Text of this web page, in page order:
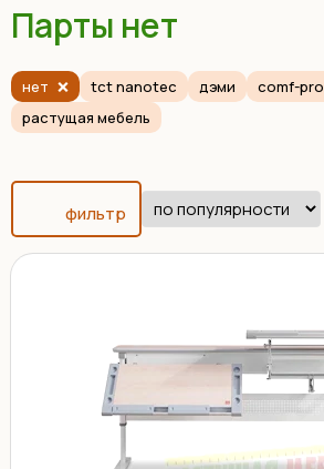
Парты нет
нет tct nanotec дэми comf-pro
растущая мебель
фильтр